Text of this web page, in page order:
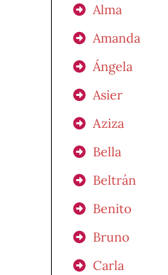
Alma
Amanda
Ángela
Asier
Aziza
Bella
Beltrán
Benito
Bruno
Carla